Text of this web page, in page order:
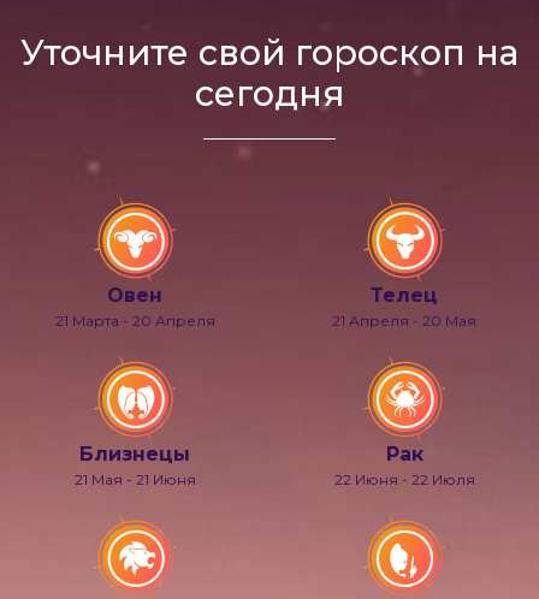
Уточните свой гороскоп на
сегодня
Овен
21 Марта - 20 Апреля
Телец
21 Апреля - 20 Мая
Близнецы
21 Мая - 21 Июня
Рак
22 Июня - 22 Июля